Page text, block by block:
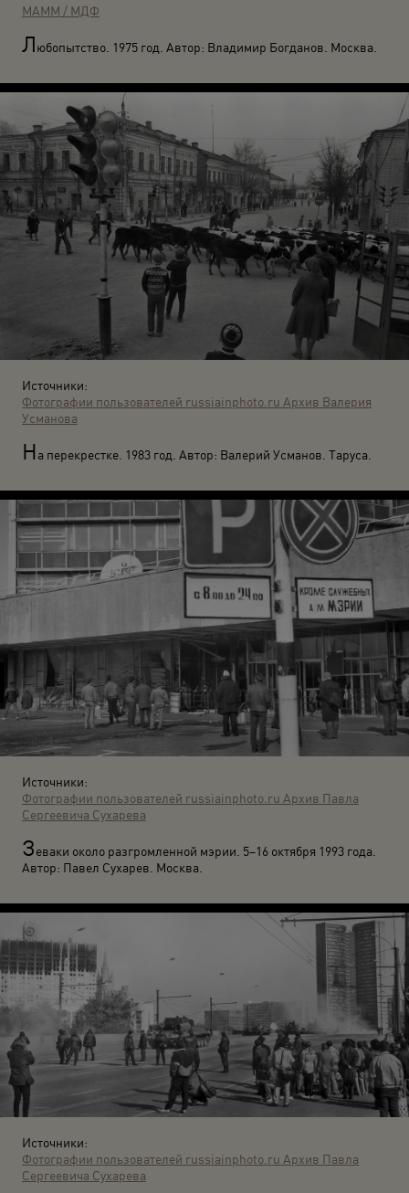
МАММ / МДФ
Любопытство. 1975 год. Автор: Владимир Богданов. Москва.
Источники:
Фотографии пользователей russiainphoto.ru Архив Валерия
Усманова
На перекрестке. 1983 год. Автор: Валерий Усманов. Таруса.
Источники:
Фотографии пользователей russiainphoto.ru Архив Павла
Сергеевича Сухарева
Зеваки около разгромленной мэрии. 5–16 октября 1993 года.
Автор: Павел Сухарев. Москва.
Источники:
Фотографии пользователей russiainphoto.ru Архив Павла
Сергеевича Сухарева